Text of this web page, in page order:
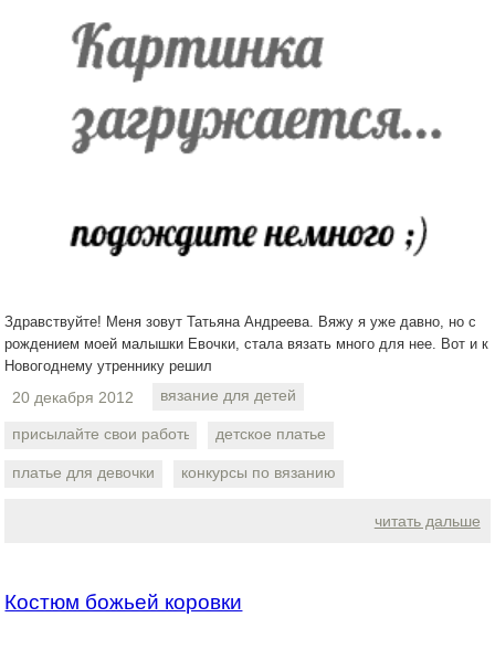
Здравствуйте! Меня зовут Татьяна Андреева. Вяжу я уже давно, но с
рождением моей малышки Евочки, стала вязать много для нее. Вот и к
Новогоднему утреннику решил
20 декабря 2012 вязание для детей
присылайте свои работы детское платье
платье для девочки конкурсы по вязанию
читать дальше
Костюм божьей коровки